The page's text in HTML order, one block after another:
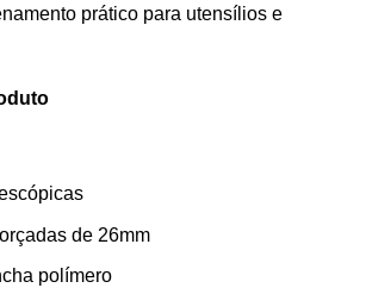
prático para utensílios e
de 26mm
polímero